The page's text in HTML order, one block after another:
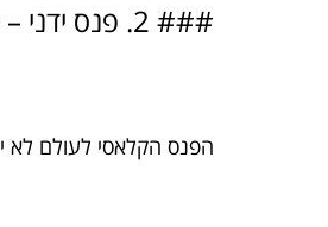
### 2. פנס ידני – האור שביד שלך, מגיב לכל מצב
הפנס הקלאסי לעולם לא